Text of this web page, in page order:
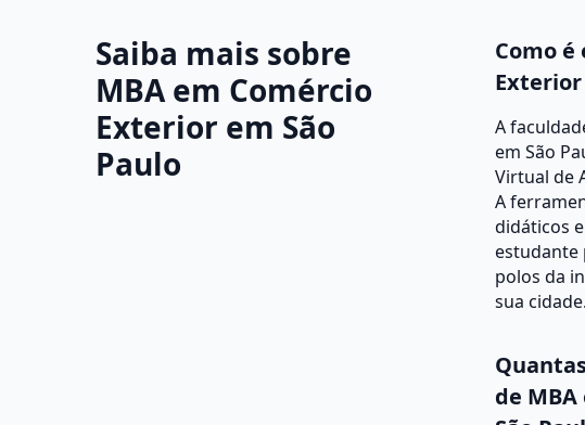
Saiba mais sobre
MBA em Comércio
Exterior em São
Paulo
Como
Exterior
A
em São
Virtual de
A
didáticos
estudante
polos da
sua cidade.
de